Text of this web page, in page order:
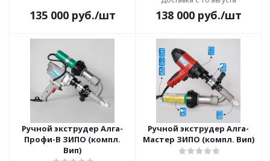
135 000руб./шт 138 000руб./шт
Ручной экструдер Алга-
Профи-В ЗИПО (компл.
Вип)
Ручной экструдер Алга-
Мастер ЗИПО (компл. Вип)